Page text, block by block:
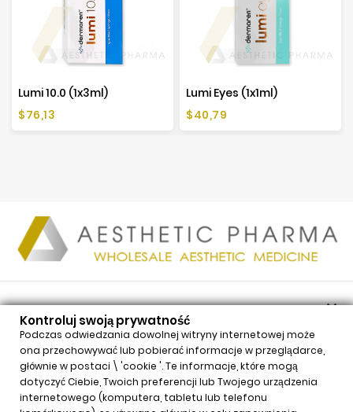
Lumi 10.0 (1x3ml)
Cena
$76,13
Lumi Eyes (1x1ml)
Cena
$40,79
PRODUKTY 
NASZA FIRMA
TWOJE KONTO 
INFORMACJE
Kontroluj swoją prywatność
Podczas odwiedzania dowolnej witryny internetowej może
ona przechowywać lub pobierać informacje w przeglądarce,
głównie w postaci \ 'cookie '. Te informacje, które mogą
dotyczyć Ciebie, Twoich preferencji lub Twojego urządzenia
internetowego (komputera, tabletu lub telefonu